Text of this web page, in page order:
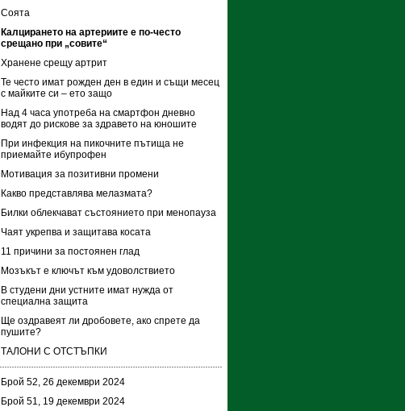
Соята
Калцирането на артериите е по-често
срещано при „совите“
Хранене срещу артрит
Те често имат рожден ден в един и същи месец
с майките си – ето защо
Над 4 часа употреба на смартфон дневно
водят до рискове за здравето на юношите
При инфекция на пикочните пътища не
приемайте ибупрофен
Мотивация за позитивни промени
Какво представлява мелазмата?
Билки облекчават състоянието при менопауза
Чаят укрепва и защитава косата
11 причини за постоянен глад
Мозъкът е ключът към удоволствието
В студени дни устните имат нужда от
специална защита
Ще оздравеят ли дробовете, ако спрете да
пушите?
ТАЛОНИ С ОТСТЪПКИ
Брой 52, 26 декември 2024
Брой 51, 19 декември 2024